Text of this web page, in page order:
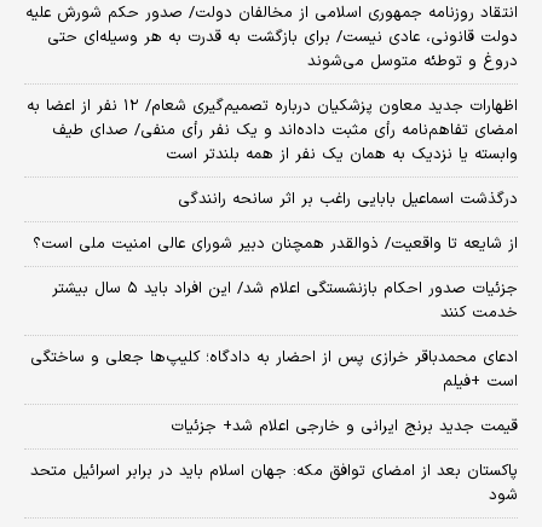
انتقاد روزنامه جمهوری اسلامی از مخالفان دولت/ صدور حکم شورش علیه
دولت قانونی، عادی نیست/ برای بازگشت به قدرت به هر وسیله‌ای حتی
دروغ و توطئه متوسل می‌شوند
اظهارات جدید معاون پزشکیان درباره تصمیم‌گیری شعام/ ۱۲ نفر از اعضا به
امضای تفاهم‌نامه رأی مثبت داده‌اند و یک نفر رأی منفی/ صدای طیف
وابسته یا نزدیک به همان یک نفر از همه بلندتر است
درگذشت اسماعیل بابایی راغب بر اثر سانحه رانندگی
از شایعه تا واقعیت/ ذوالقدر همچنان دبیر شورای ‌عالی امنیت ملی است؟
جزئیات صدور احکام بازنشستگی اعلام شد/ این افراد باید ۵ سال بیشتر
خدمت کنند
ادعای محمدباقر خرازی پس از احضار به دادگاه؛ کلیپ‌ها جعلی و ساختگی
است +فیلم
قیمت جدید برنج ایرانی و خارجی اعلام شد+ جزئیات
پاکستان بعد از امضای توافق مکه: جهان اسلام باید در برابر اسرائیل متحد
شود